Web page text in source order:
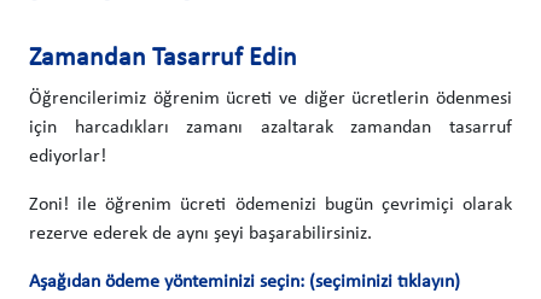
Zamandan Tasarruf Edin
Öğrencilerimiz öğrenim ücreti ve diğer ücretlerin ödenmesi
için harcadıkları zamanı azaltarak zamandan tasarruf
ediyorlar!
Zoni! ile öğrenim ücreti ödemenizi bugün çevrimiçi olarak
rezerve ederek de aynı şeyi başarabilirsiniz.
Aşağıdan ödeme yönteminizi seçin: (seçiminizi tıklayın)